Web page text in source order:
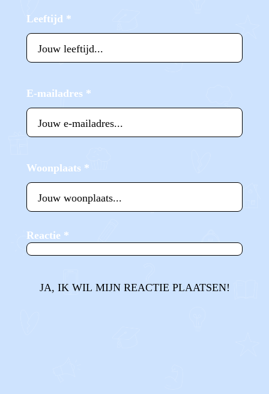
Leeftijd *
E-mailadres *
Woonplaats *
Reactie *
JA, IK WIL MIJN REACTIE PLAATSEN!